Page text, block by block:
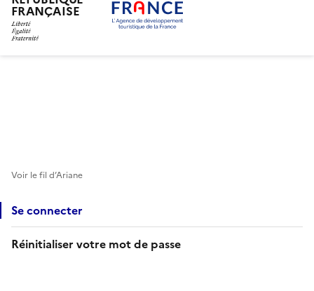
FRANÇAISE
Voir le fil d’Ariane
Se connecter
Réinitialiser votre mot de passe